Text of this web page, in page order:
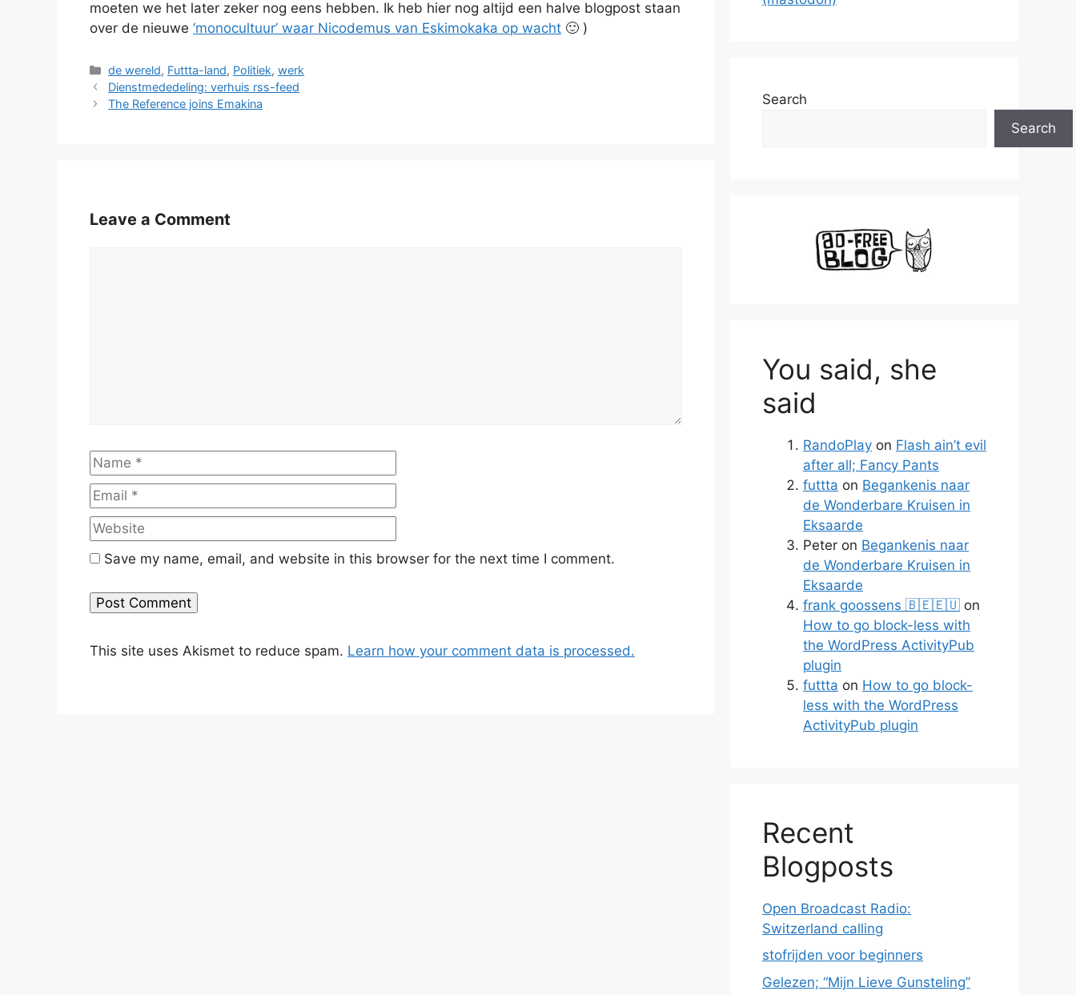
moeten we het later zeker nog eens hebben. Ik heb hier nog altijd een halve blogpost staan
over de nieuwe ‘monocultuur’ waar Nicodemus van Eskimokaka op wacht 🙂 )
Categories
de wereld, Futtta-land, Politiek,werk
Dienstmededeling: verhuis rss-feed
The Reference joins Emakina
Leave a Comment
Name
Save my name, email, and website in this browser for the next time I comment.
This site uses Akismet to reduce spam. Learn how your comment data is processed.
Search
Search
You said, she
said
RandoPlay on Flash ain’t evil
after all; Fancy Pants
futtta on Begankenis naar
de Wonderbare Kruisen in
Eksaarde
Peter on Begankenis naar
de Wonderbare Kruisen in
Eksaarde
frank goossens 🇧🇪🇪🇺 on
How to go block-less with
the WordPress ActivityPub
plugin
futtta on How to go block-
less with the WordPress
ActivityPub plugin
Recent
Blogposts
Open Broadcast Radio:
Switzerland calling
stofrijden voor beginners
Gelezen; “Mijn Lieve Gunsteling”